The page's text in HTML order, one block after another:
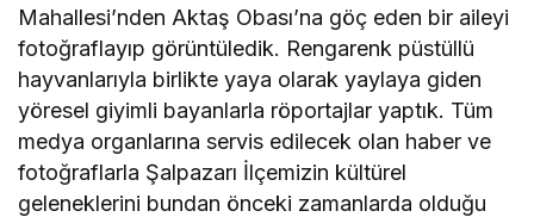
Mahallesi’nden Aktaş Obası’na göç eden bir aileyi
fotoğraflayıp görüntüledik. Rengarenk püstüllü
hayvanlarıyla birlikte yaya olarak yaylaya giden
yöresel giyimli bayanlarla röportajlar yaptık. Tüm
medya organlarına servis edilecek olan haber ve
fotoğraflarla Şalpazarı İlçemizin kültürel
geleneklerini bundan önceki zamanlarda olduğu